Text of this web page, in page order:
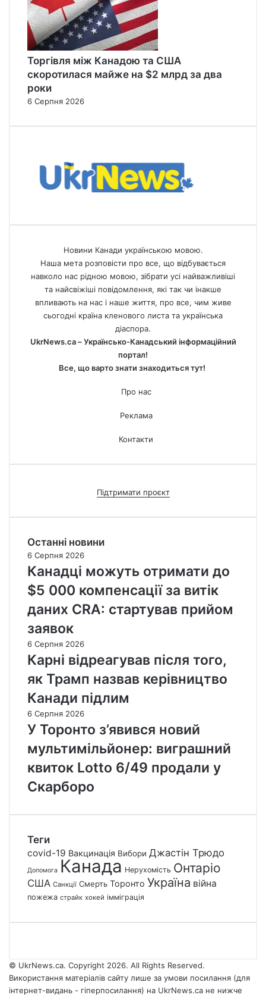
Торгівля між Канадою та США
скоротилася майже на $2 млрд за два
роки
6 Серпня 2026
Новини Канади українською мовою.
Наша мета розповісти про все, що відбувається
навколо нас рідною мовою, зібрати усі найважливіші
та найсвіжіші повідомлення, які так чи інакше
впливають на нас і наше життя, про все, чим живе
сьогодні країна кленового листа та українська
діаспора.
UkrNews.ca – Українсько-Канадський інформаційний
портал!
Все, що варто знати знаходиться тут!
Про нас
Реклама
Контакти
Підтримати проєкт
Останні новини
6 Серпня 2026
Канадці можуть отримати до
$5 000 компенсації за витік
даних CRA: стартував прийом
заявок
6 Серпня 2026
Карні відреагував після того,
як Трамп назвав керівництво
Канади підлим
6 Серпня 2026
У Торонто з’явився новий
мультимільйонер: виграшний
квиток Lotto 6/49 продали у
Скарборо
Теги
covid-19 Вакцинація Вибори Джастін Трюдо
Допомога Канада Нерухомість Онтаріо
США Санкції Смерть Торонто Україна війна
пожежа страйк хокей імміграція
© UkrNews.ca. Copyright 2026. All Rights Reserved.
Використання матеріалів сайту лише за умови посилання (для
інтернет-видань - гіперпосилання) на UkrNews.ca не нижче